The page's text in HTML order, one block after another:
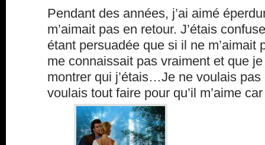
Pendant des années, j’ai aimé
m’aimait pas en retour. J’étais
étant persuadée que si il ne m’aimait
me connaissait pas vraiment et que
montrer qui j’étais…Je ne voulais
voulais tout faire pour qu’il m’aime